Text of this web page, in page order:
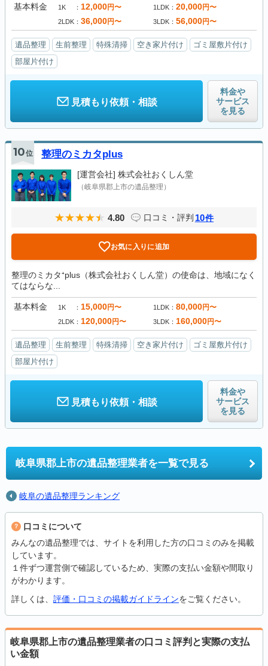
基本料金 1K 12,000円〜 1LDK 20,000円〜
2LDK 36,000円〜 3LDK 56,000円〜
遺品整理 生前整理 特殊清掃 空き家片付け
ゴミ屋敷片付け
部屋片付け
見積もり依頼・相談
料金や
サービス
を見る
10位 整理のミカタplus
[運営会社] 株式会社おくしん堂
（岐阜県郡上市の遺品整理）
4.80 口コミ・評判 10件
お気に入りに追加
整理のミカタ⁺plus（株式会社おくしん堂）の使命は、地域になく
てはならな...
基本料金 1K 15,000円〜 1LDK 80,000円〜
2LDK 120,000円〜 3LDK 160,000円〜
遺品整理 生前整理 特殊清掃 空き家片付け
ゴミ屋敷片付け
部屋片付け
見積もり依頼・相談
料金や
サービス
を見る
岐阜県郡上市の遺品整理業者を一覧で見る
岐阜の遺品整理ランキング
口コミについて
みんなの遺品整理では、サイトを利用した方の口コミのみを掲載
しています。
１件ずつ運営側で確認しているため、実際の支払い金額や間取り
がわかります。
詳しくは、 評価・口コミの掲載ガイドラインをご覧ください。
岐阜県郡上市の遺品整理業者の口コミ評判と実際の支払
い金額